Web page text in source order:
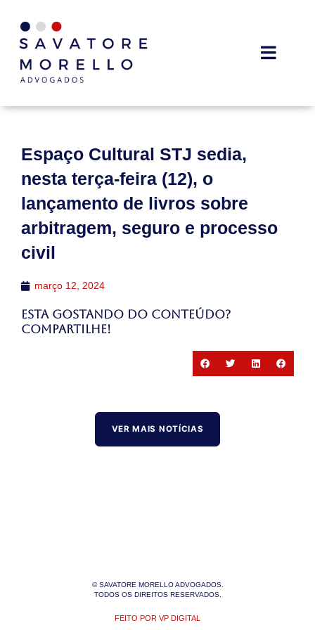
Espaço Cultural STJ sedia,
nesta terça-feira (12), o
lançamento de livros sobre
arbitragem, seguro e processo
civil
março 12, 2024
Esta gostando do conteúdo?
Compartilhe!
VER MAIS NOTÍCIAS
© SAVATORE MORELLO ADVOGADOS.
TODOS OS DIREITOS RESERVADOS.
FEITO POR VP DIGITAL